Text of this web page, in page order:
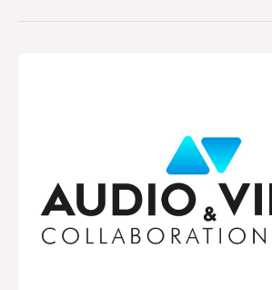
Jakie
tegoroczne